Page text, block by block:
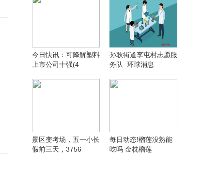
今日快讯：可降解塑料
上市公司十强(4
孙耿街道李屯村志愿服
务队_环球消息
景区变考场，五一小长
假前三天，3756
每日动态!榴莲没熟能
吃吗 金枕榴莲